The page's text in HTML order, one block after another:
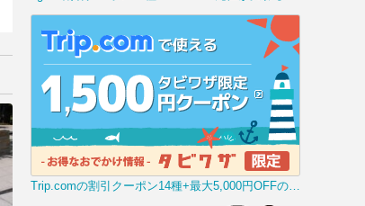
Trip.comの割引クーポン14種+最大5,000円OFFの裏技